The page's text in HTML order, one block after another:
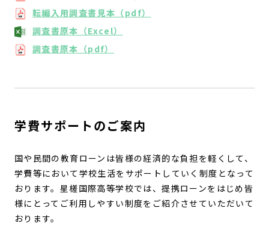
転編入用調査書見本（pdf）
調査書原本（Excel）
調査書原本（pdf）
学費サポートのご案内
国や民間の教育ローンは皆様の経済的な負担を軽くして、
学費等において学校生活をサポートしていく制度となって
おります。星槎国際高等学校では、提携ローンをはじめ皆
様にとってご利用しやすい制度をご紹介させていただいて
おります。